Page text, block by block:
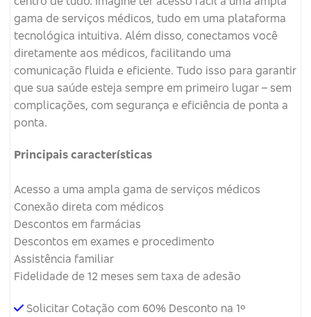
gama de serviços médicos, tudo em uma plataforma
tecnológica intuitiva. Além disso, conectamos você
diretamente aos médicos, facilitando uma
comunicação fluida e eficiente. Tudo isso para garantir
que sua saúde esteja sempre em primeiro lugar – sem
complicações, com segurança e eficiência de ponta a
ponta.
Principais características
Acesso a uma ampla gama de serviços médicos
Conexão direta com médicos
Descontos em farmácias
Descontos em exames e procedimento
Assistência familiar
Fidelidade de 12 meses sem taxa de adesão
Solicitar Cotação com 60% Desconto na 1º